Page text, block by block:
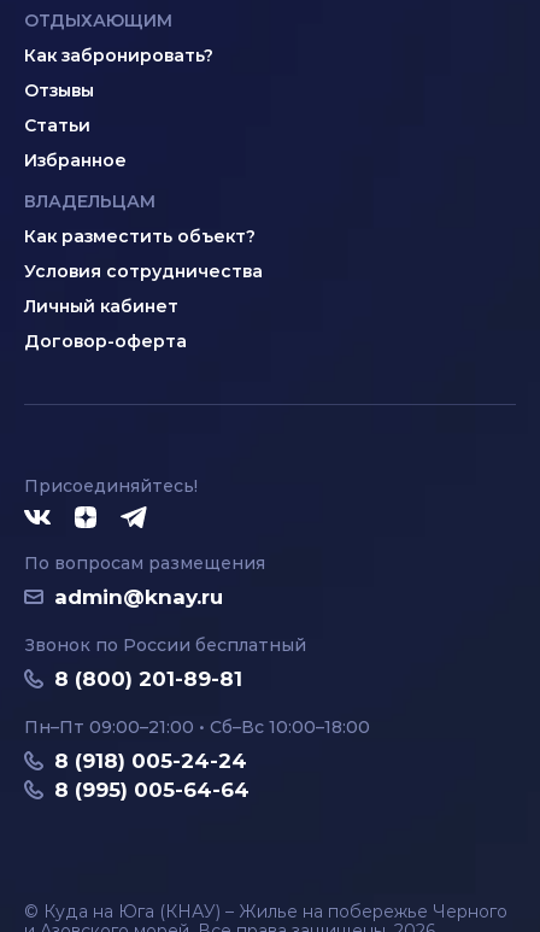
ОТДЫХАЮЩИМ
Как забронировать?
Отзывы
Статьи
Избранное
ВЛАДЕЛЬЦАМ
Как разместить объект?
Условия сотрудничества
Личный кабинет
Договор-оферта
Присоединяйтесь!
По вопросам размещения
admin@knay.ru
Звонок по России бесплатный
8 (800) 201-89-81
Пн–Пт 09:00–21:00 • Сб–Вс 10:00–18:00
8 (918) 005-24-24
8 (995) 005-64-64
© Куда на Юга (КНАУ) – Жилье на побережье Черного